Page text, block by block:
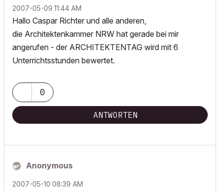
‎2007-05-09 11:44 AM
Hallo Caspar Richter und alle anderen,
die Architektenkammer NRW hat gerade bei mir
angerufen - der ARCHITEKTENTAG wird mit 6
Unterrichtsstunden bewertet.
0
ANTWORTEN
Anonymous
‎2007-05-10 08:39 AM